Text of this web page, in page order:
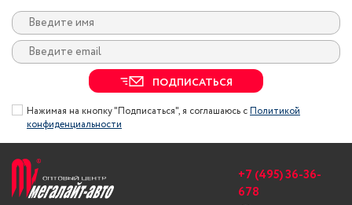
ПОДПИСАТЬСЯ
Нажимая на кнопку "Подписаться", я соглашаюсь сПолитикой
конфиденциальности
+7 (495) 36-36-
678